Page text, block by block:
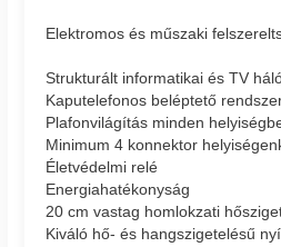
Elektromos és műszaki
Strukturált informatikai és TV
Kaputelefonos beléptető
Plafonvilágítás minden
Minimum 4 konnektor
Életvédelmi relé
Energiahatékonyság
20 cm vastag homlokzati
Kiváló hő- és hangszigetelésű